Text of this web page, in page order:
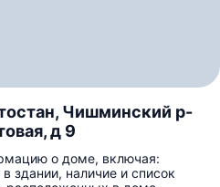
Чишминский р-
д 9
о доме, включая:
здании, наличие и список